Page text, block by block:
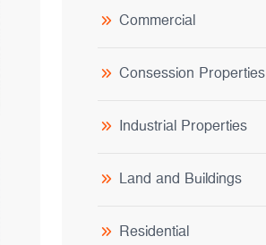
Commercial
Consession Properties
Industrial Properties
Land and Buildings
Residential